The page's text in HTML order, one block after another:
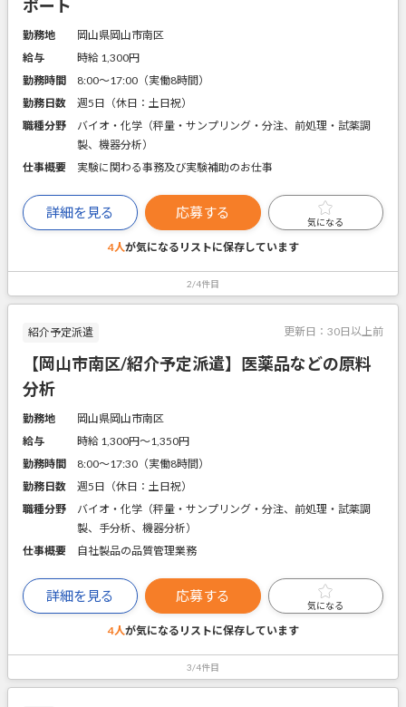
ポート
勤務地
岡山県岡山市南区
給与
時給 1,300円
勤務時間
8:00～17:00（実働8時間）
勤務日数
週5日（休日：土日祝）
職種分野
バイオ・化学（秤量・サンプリング・分注、前処理・試薬調
製、機器分析）
仕事概要
実験に関わる事務及び実験補助のお仕事
詳細を見る 応募する
気になる
4人が気になるリストに保存しています
2/4件目
紹介予定派遣 更新日： 30日以上前
【岡山市南区/紹介予定派遣】医薬品などの原料
分析
勤務地
岡山県岡山市南区
給与
時給 1,300円〜1,350円
勤務時間
8:00～17:30（実働8時間）
勤務日数
週5日（休日：土日祝）
職種分野
バイオ・化学（秤量・サンプリング・分注、前処理・試薬調
製、手分析、機器分析）
仕事概要
自社製品の品質管理業務
詳細を見る 応募する
気になる
4人が気になるリストに保存しています
3/4件目